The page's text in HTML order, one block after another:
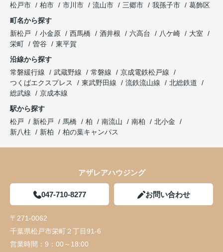
松戸市
柏市 市川市 流山市 三郷市 我孫子市
葛飾区
町名から探す
新松戸
小金原 西馬橋 酒井根 六高台 八ケ崎
大室
栄町
曽谷
東平賀
沿線から探す
常磐緩行線
武蔵野線 常磐線
京成電鉄松戸線
つくばエクスプレス
東武野田線 流鉄流山線
北総鉄道
総武線
京成本線
駅から探す
松戸
新松戸 馬橋 柏 南流山 南柏
北小金
新八柱
新柏 柏の葉キャンパス
アザレアハウジング
047-710-8277 お問い合わせ
〒271-0062
千葉県松戸市栄町２丁目91-6
営業時間： 9：00～18:00